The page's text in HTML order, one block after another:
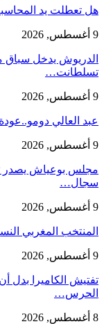
هل تعطلت يد
9 أغسطس, 2026
الدريوش يدخل سباق
تسلطانت…
9 أغسطس, 2026
عبد العالي
9 أغسطس, 2026
مجلس بوعياش يصدر
سجال…
9 أغسطس, 2026
المنتخب المغربي
9 أغسطس, 2026
تفتيش الكاميرا بدل
الحرس…
8 أغسطس, 2026